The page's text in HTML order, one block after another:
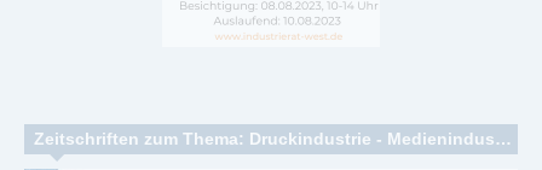
Zeitschriften zum Thema: Druckindustrie - Medienindustrie - Verlagsindustrie